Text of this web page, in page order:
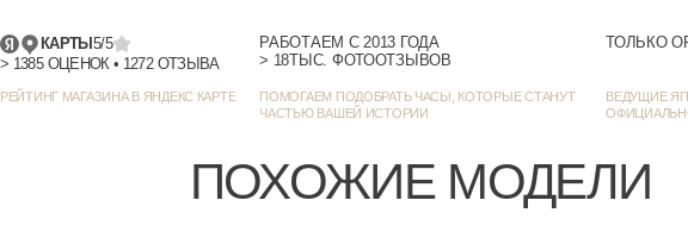
КАРТЫ 5/5
> 1385 ОЦЕНОК • 1272 ОТЗЫВА
РЕЙТИНГ МАГАЗИНА В ЯНДЕКС КАРТЕ
РАБОТАЕМ С 2013 ГОДА
> 18ТЫС. ФОТООТЗЫВОВ
ПОМОГАЕМ ПОДОБРАТЬ ЧАСЫ, КОТОРЫЕ СТАНУТ
ЧАСТЬЮ ВАШЕЙ ИСТОРИИ
ТОЛЬКО
ВЕДУЩИЕ
ПОХОЖИЕ МОДЕЛИ